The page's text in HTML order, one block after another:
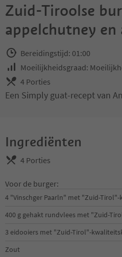
Zuid-Tiroolse
appelchutney en
Bereidingstijd: 01:00
Moeilijkheidsgraad:
4 Porties
Een Simply guat-recept van
Ingrediënten
4 Porties
Voor de burger:
4 "Vinschger Paarln" met "Zuid-
400 g gehakt rundvlees met "Zuid-
3 eidooiers met "Zuid-Tirol"-
Zout